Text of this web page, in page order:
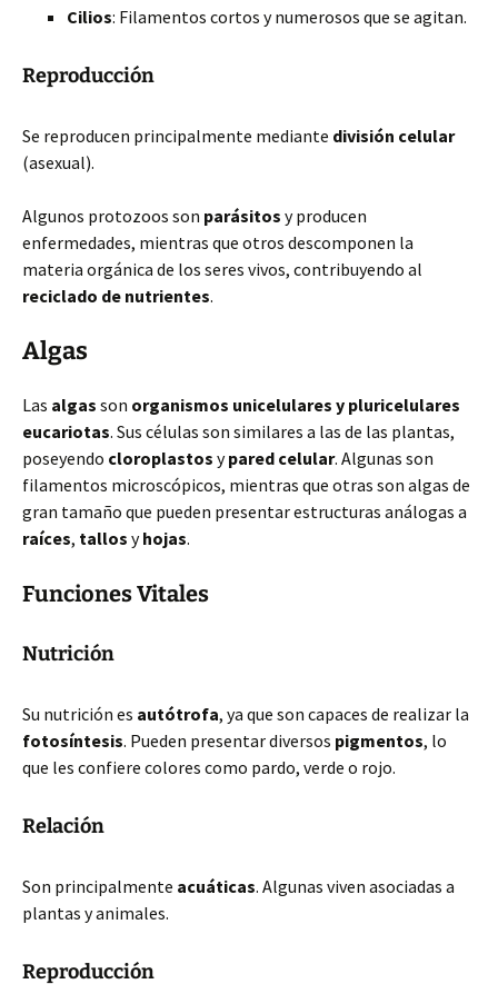
Cilios: Filamentos cortos y numerosos que se agitan.
Reproducción
Se reproducen principalmente mediante división celular
(asexual).
Algunos protozoos son parásitos y producen
enfermedades, mientras que otros descomponen la
materia orgánica de los seres vivos, contribuyendo al
reciclado de nutrientes.
Algas
Las algas son organismos unicelulares y pluricelulares
eucariotas. Sus células son similares a las de las plantas,
poseyendo cloroplastos ypared celular. Algunas son
filamentos microscópicos, mientras que otras son algas de
gran tamaño que pueden presentar estructuras análogas a
raíces, tallos yhojas.
Funciones Vitales
Nutrición
Su nutrición es autótrofa, ya que son capaces de realizar la
fotosíntesis. Pueden presentar diversos pigmentos, lo
que les confiere colores como pardo, verde o rojo.
Relación
Son principalmente acuáticas. Algunas viven asociadas a
plantas y animales.
Reproducción